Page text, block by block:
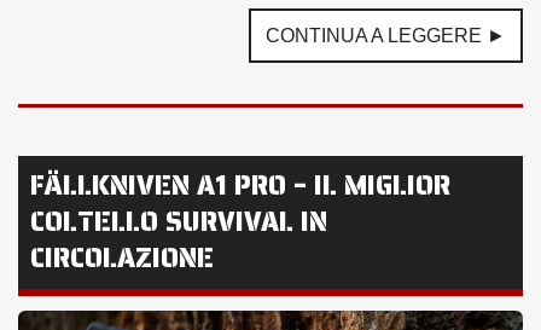
CONTINUA A LEGGERE ►
FÄLLKNIVEN A1 PRO – IL MIGLIOR
COLTELLO SURVIVAL IN
CIRCOLAZIONE